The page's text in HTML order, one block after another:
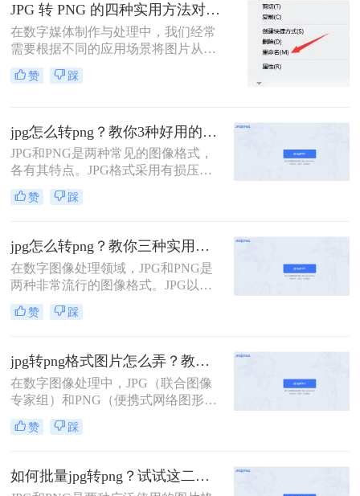
JPG 转 PNG 的四种实用方法对比：安全、高效转换指南！
在数字媒体制作与处理中，我们经常
需要根据不同的应用场景将图片从一
种格式转换为另一种格式。例如，将
JPG 格式转为 PNG 格式，因为 PNG
等对画质和图层有较高要求的项目。
然而，面对多种转换途径，用户往往
困惑于“哪种方式最安全”“哪个工具最
量、适用场景和风险四个维度，对比
出正确决策。
赞 踩
jpg怎么转png？教你3种好用的转换方法！
JPG和PNG是两种常见的图像格式，
各有其特点。JPG格式采用有损压
缩，适用于存储照片等图像，但不支
持透明背景；PNG格式则采用无损压
空间，并支持透明背景。那么jpg怎么
转png呢？本文将介绍三种高效的JPG
转PNG方法，帮助您轻松完成文件转
换。
赞 踩
jpg怎么转png？教你三种实用转换方法！
在数字图像处理领域，JPG和PNG是
两种非常流行的图像格式。JPG以其
高效的有损压缩算法著称，适合存储
照片等色彩丰富的图像；而PNG则以
颜色深度见长，特别适用于需要高质
量图像和透明背景的设计场景。当我
们在工作中遇到需要保留图像质量的
同时获得更灵活使用方式的需求时，
往往会选择将JPG格式的图片转换为
PNG格式。那么jpg怎么转png呢？本
方法。
赞 踩
jpg转png格式图片怎么弄？教你三种高效实用转换方法！
在数字图像处理中，JPG（联合图像
专家组）和PNG（便携式网络图形）
是两种常见的图像格式。尽管它们各
自有不同的优缺点，但有时我们需要
适应不同的应用场景或优化存储空
间。那么jpg转png格式图片怎么弄
赞 踩
如何批量jpg转png？试试这二种高效转换方法！